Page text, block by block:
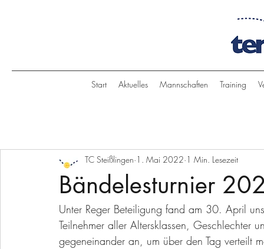
Start Aktuelles Mannschaften Training
Bändelesturnier
TC Steißlingen 1. Mai 2022 1 Min. Lesezeit
Unter Reger Beteiligung fand am 30. April
Teilnehmer aller Altersklassen, Geschlechter
gegeneinander an, um über den Tag verteilt